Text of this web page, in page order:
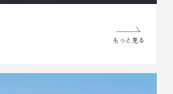
もっと見る